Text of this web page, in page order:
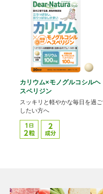
カリウム×モノグルコシルヘ
スペリジン
スッキリと軽やかな毎日を過ご
したい方へ